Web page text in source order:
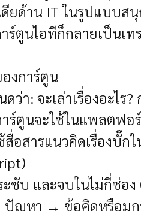
ดียด้าน IT ในรูปแบบ
ร์ตูนไอทีก็กลายเป็นเ
งการ์ตูน
ดว่า: จะเล่าเรื่องอะไร?
ร์ตูนจะใช้ในแพลตฟอ
สื่อสารแนวคิดเรื่องบั๊
ะชับ และจบในไม่กี่ช่
ปัญหา → ข้อคิดหรือมุ